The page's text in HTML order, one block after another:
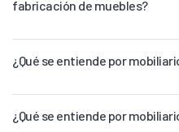
fabricación de muebles?
¿Qué se entiende por
¿Qué se entiende por